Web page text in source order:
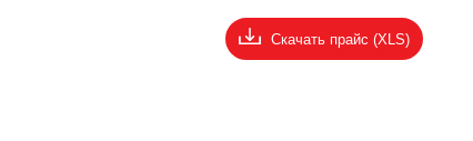
Скачать прайс (XLS)